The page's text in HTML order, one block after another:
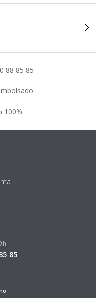
88 85 85
100%
85